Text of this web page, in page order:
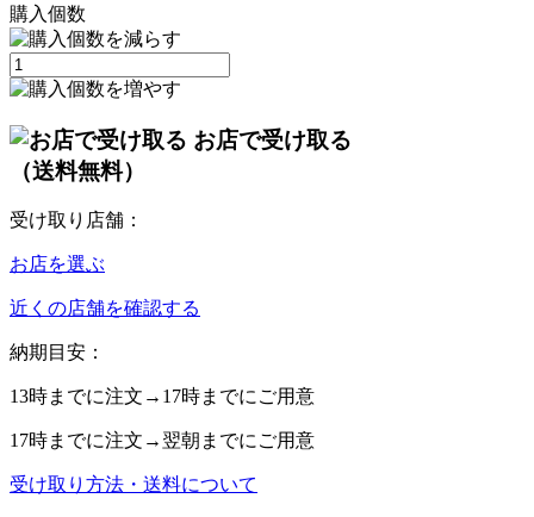
購入個数
お店で受け取る
（送料無料）
受け取り店舗：
お店を選ぶ
近くの店舗を確認する
納期目安：
13時までに注文→ 17時までにご用意
17時までに注文→ 翌朝 までにご用意
受け取り方法・送料について